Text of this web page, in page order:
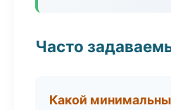
Часто
Какой